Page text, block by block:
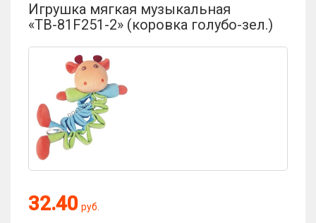
Игрушка мягкая музыкальная
«ТВ-81F251-2» (коровка голубо-зел.)
32.40 руб.